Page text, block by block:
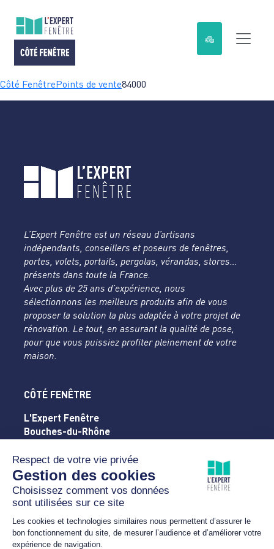
Passer
Côté FenêtrePoints de vente84000
L’Expert Fenêtre est un réseau d’artisans
indépendants, conseillers et poseurs de fenêtres,
portes, volets, portails, pergolas, vérandas, stores…
présents dans toute la France.
Avec plus de 25 ans d’expérience, nous
sélectionnons les meilleurs produits afin de vous
proposer la solution la plus adaptée à votre projet de
rénovation. Le tout, en assurant la qualité de pose,
pour que vous puissiez profiter pleinement de votre
maison.
CÔTÉ FENÊTRE
L'Expert Fenêtre
Bouches-du-Rhône
Rue de la Silice - ZA de La Massane
13210 SAINT-REMY-DE-PROVENCE
04 32 61 46 63